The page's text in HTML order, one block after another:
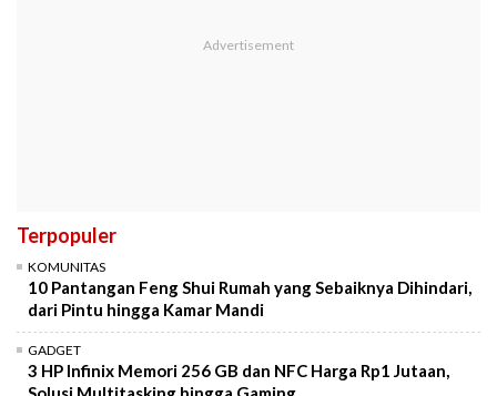
Terpopuler
KOMUNITAS
10 Pantangan Feng Shui Rumah yang Sebaiknya Dihindari,
dari Pintu hingga Kamar Mandi
GADGET
3 HP Infinix Memori 256 GB dan NFC Harga Rp1 Jutaan,